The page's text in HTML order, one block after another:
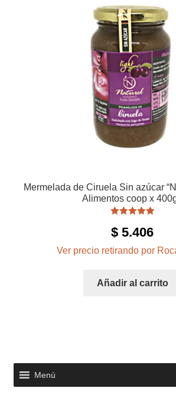
Mermelada de Ciruela Sin azúcar
Alimentos coop x
5.00de 5
$ 5.406
Ver precio retirando por
Añadir al carrito
Menú